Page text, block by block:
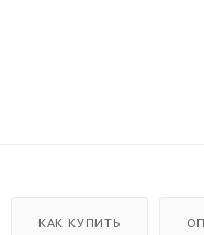
КАК КУПИТЬ